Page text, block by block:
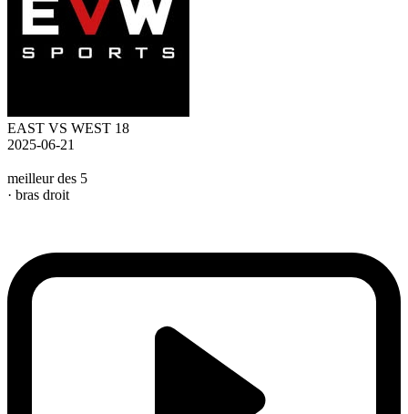
EAST VS WEST 18
2025-06-21
meilleur des 5
· bras droit